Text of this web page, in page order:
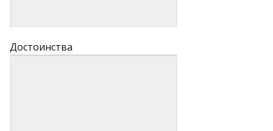
Достоинства